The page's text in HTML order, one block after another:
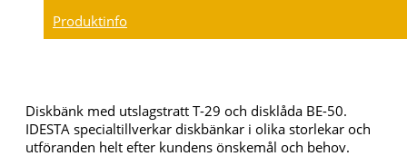
Produktinfo
Diskbänk med utslagstratt T-29 och disklåda BE-50.
IDESTA specialtillverkar diskbänkar i olika storlekar och
utföranden helt efter kundens önskemål och behov.